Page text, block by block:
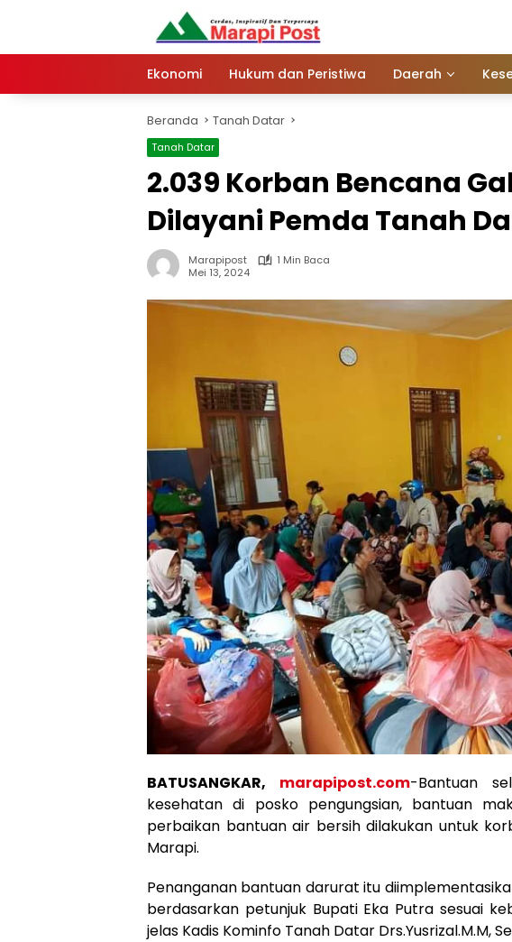
Ekonomi Hukum dan Peristiwa Daerah
Beranda Tanah Datar
Tanah Datar
2.039 Korban Bencana
Dilayani Pemda Tanah
Marapipost
1 Min Baca
Mei 13, 2024
BATUSANGKAR, marapipost.com-Bantuan
kesehatan di posko pengungsian, bantuan
perbaikan bantuan air bersih dilakukan untuk
Marapi.
Penanganan bantuan darurat itu
berdasarkan petunjuk Bupati Eka Putra sesuai
jelas Kadis Kominfo Tanah Datar Drs.Yusrizal.M.M,